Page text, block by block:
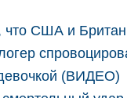
что США и
(ВИДЕО)